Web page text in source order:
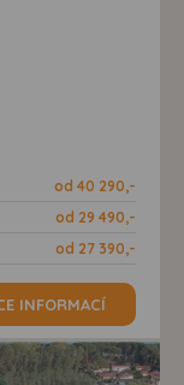
od 40 290,-
od 29 490,-
od 27 390,-
INFORMACÍ